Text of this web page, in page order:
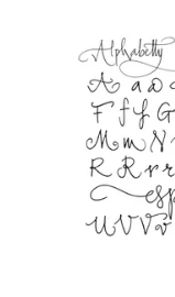
Türkçe
Amérique
Cette région
Amérique
Cette région
Amérique
Cette région